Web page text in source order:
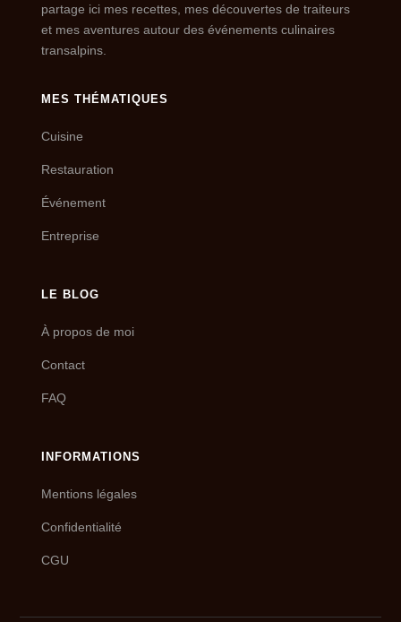
partage ici mes recettes, mes découvertes de traiteurs
et mes aventures autour des événements culinaires
transalpins.
MES THÉMATIQUES
Cuisine
Restauration
Événement
Entreprise
LE BLOG
À propos de moi
Contact
FAQ
INFORMATIONS
Mentions légales
Confidentialité
CGU